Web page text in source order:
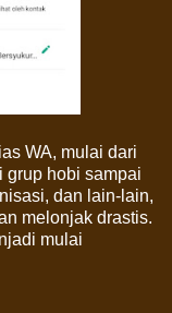
WA, mulai dari
grup hobi sampai
dan lain-lain,
melonjak drastis.
mulai